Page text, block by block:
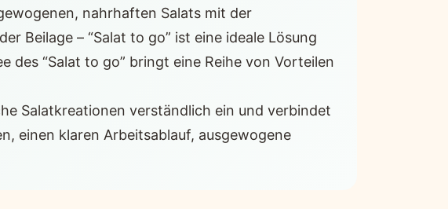
nahrhaften Salats mit der
Beilage – “Salat to go” ist eine ideale Lösung
des “Salat to go” bringt eine Reihe von Vorteilen
Salatkreationen verständlich ein und verbindet
einen klaren Arbeitsablauf, ausgewogene